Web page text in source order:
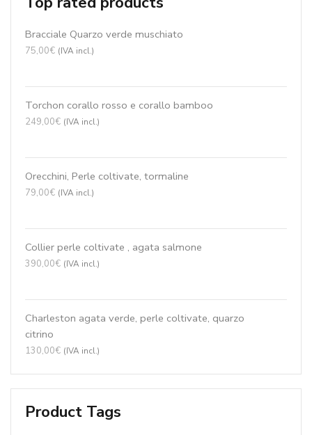
Bracciale Quarzo verde muschiato
75,00€ (IVA incl.)
Torchon corallo rosso e corallo bamboo
249,00€ (IVA incl.)
Orecchini, Perle coltivate, tormaline
79,00€ (IVA incl.)
Collier perle coltivate , agata salmone
390,00€ (IVA incl.)
Charleston agata verde, perle coltivate, quarzo
citrino
130,00€ (IVA incl.)
Product Tags